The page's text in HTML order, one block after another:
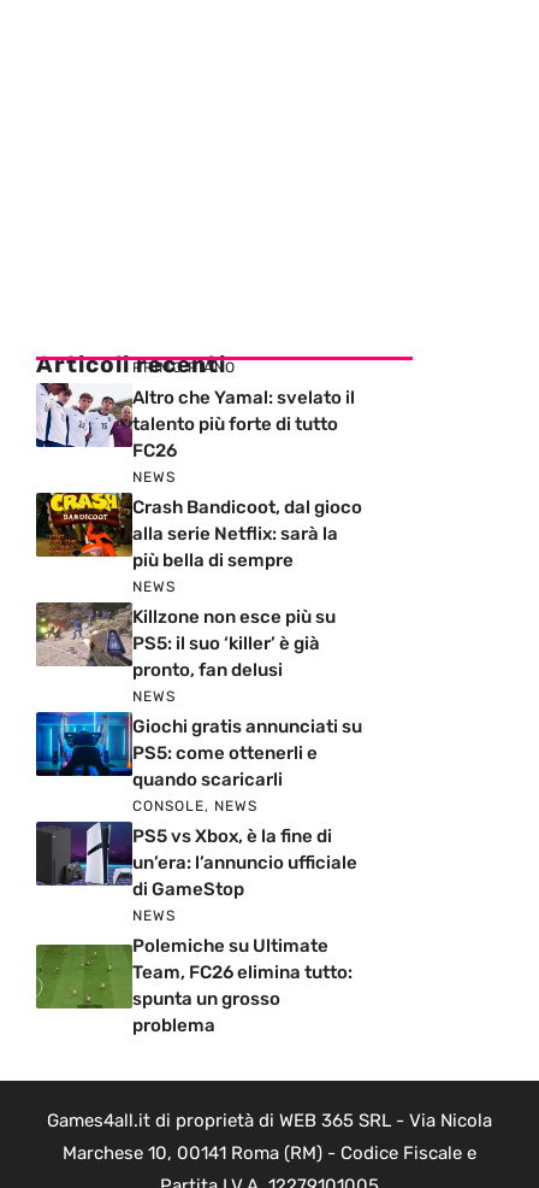
Articoli recenti
PRIMO PIANO
Altro che Yamal: svelato il
talento più forte di tutto
FC26
NEWS
Crash Bandicoot, dal gioco
alla serie Netflix: sarà la
più bella di sempre
NEWS
Killzone non esce più su
PS5: il suo ‘killer’ è già
pronto, fan delusi
NEWS
Giochi gratis annunciati su
PS5: come ottenerli e
quando scaricarli
CONSOLE, NEWS
PS5 vs Xbox, è la fine di
un’era: l’annuncio ufficiale
di GameStop
NEWS
Polemiche su Ultimate
Team, FC26 elimina tutto:
spunta un grosso
problema
Games4all.it di proprietà di WEB 365 SRL - Via Nicola
Marchese 10, 00141 Roma (RM) - Codice Fiscale e